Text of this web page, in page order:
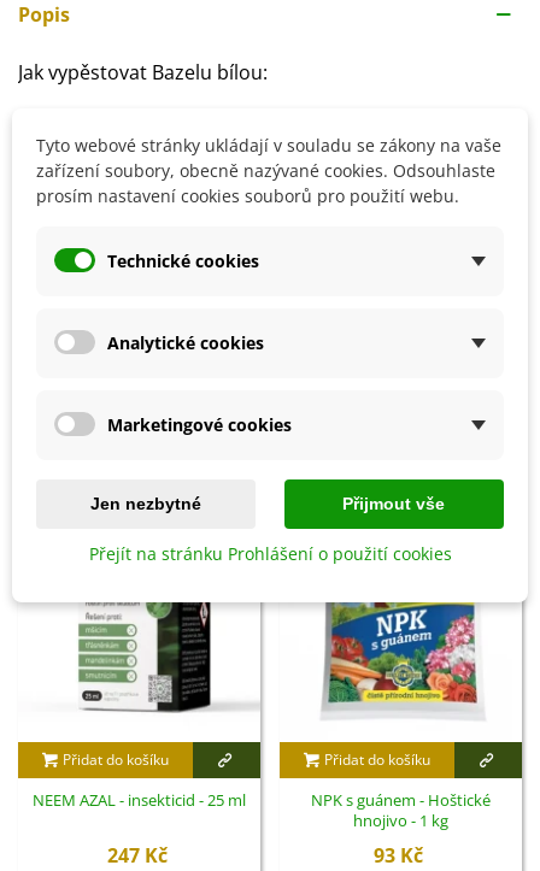
Popis
Jak vypěstovat Bazelu bílou:
Vzdálenost řad by měla být 15 - 20 centimetrů
Stanoviště volíme slunečné až polostinné, chráněné
před větrem
Klíčení trvá zpravidla 2 - 8 týdnů
Detaily produktu
SOUVISEJÍCÍ PRODUKTY
Přidat do košíku
NEEM AZAL - insekticid - 25 ml
247 Kč
Přidat do košíku
NPK s guánem - Hoštické
hnojivo - 1 kg
93 Kč
Tyto webové stránky ukládají v souladu se zákony na vaše
zařízení soubory, obecně nazývané cookies. Odsouhlaste
prosím nastavení cookies souborů pro použití webu.
Technické cookies
Analytické cookies
Marketingové cookies
Jen nezbytné Přijmout vše
Přejít na stránku Prohlášení o použití cookies